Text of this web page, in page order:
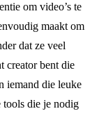
om video’s te
maakt om
dat ze veel
creator bent die
iemand die leuke
tools die je nodig